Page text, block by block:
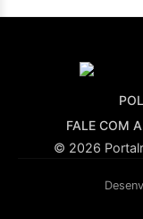
FALE COM
© 2026